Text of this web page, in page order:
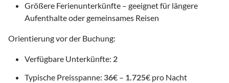
Größere Ferienunterkünfte – geeignet für längere
Aufenthalte oder gemeinsames Reisen
Orientierung vor der Buchung:
Verfügbare Unterkünfte: 2
Typische Preisspanne: 36€ – 1.725€ pro Nacht